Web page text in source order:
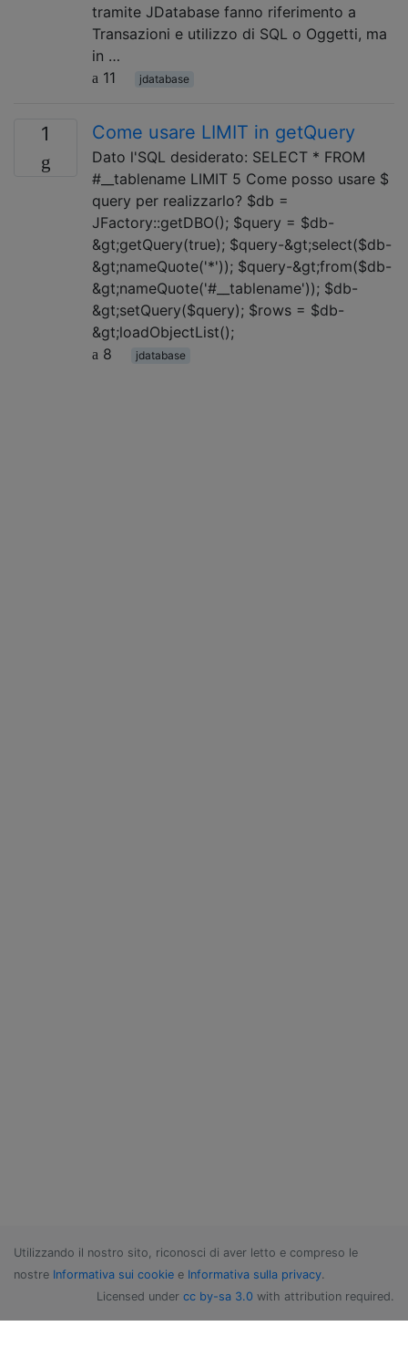
tramite JDatabase fanno riferimento a
Transazioni e utilizzo di SQL o Oggetti, ma
in …
11
jdatabase
1 Come usare LIMIT in getQuery
Dato l'SQL desiderato: SELECT * FROM
#__tablename LIMIT 5 Come posso usare $
query per realizzarlo? $db =
JFactory::getDBO(); $query = $db-
&gt;getQuery(true); $query-&gt;select($db-
&gt;nameQuote('*')); $query-&gt;from($db-
&gt;nameQuote('#__tablename')); $db-
&gt;setQuery($query); $rows = $db-
&gt;loadObjectList();
8
jdatabase
Utilizzando il nostro sito, riconosci di aver letto e compreso le
nostre Informativa sui cookie e Informativa sulla privacy.
Licensed under cc by-sa 3.0 with attribution required.